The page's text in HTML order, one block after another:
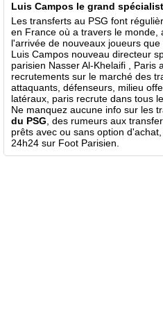
Luis Campos le grand
Les transferts au PSG font
en France où a travers le monde,
l'arrivée de nouveaux joueurs
Luis Campos nouveau directeur
parisien Nasser Al-Khelaifi , Paris
recrutements sur le marché des
attaquants, défenseurs, milieu
latéraux, paris recrute dans tous
Ne manquez aucune info sur les
du PSG , des rumeurs aux
prêts avec ou sans option
24h24 sur Foot Parisien.